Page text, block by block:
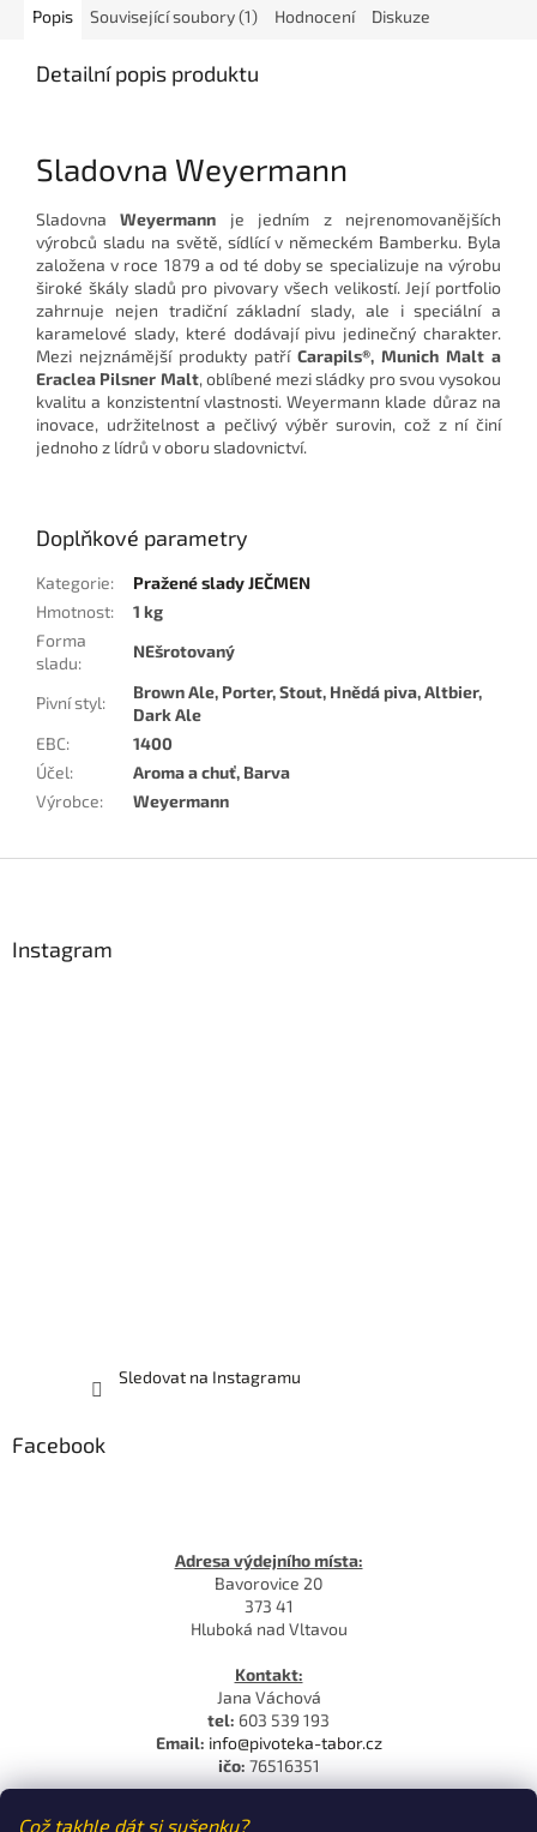
Což takhle dát si sušenku?
Popis Související soubory (1) Hodnocení Diskuze
Detailní popis produktu
Sladovna Weyermann
Sladovna Weyermann
je jedním z nejrenomovanějších
výrobců sladu na světě, sídlící v německém Bamberku. Byla
založena v roce 1879 a od té doby se specializuje na výrobu
široké škály sladů pro pivovary všech velikostí. Její portfolio
zahrnuje nejen tradiční základní slady, ale i speciální a
karamelové slady, které dodávají pivu jedinečný charakter.
Mezi nejznámější produkty patří Carapils®, Munich Malt a
Eraclea Pilsner Malt, oblíbené mezi sládky pro svou vysokou
kvalitu a konzistentní vlastnosti. Weyermann klade důraz na
inovace, udržitelnost a pečlivý výběr surovin, což z ní činí
jednoho z lídrů v oboru sladovnictví.
Doplňkové parametry
Kategorie:
Pražené slady JEČMEN
Hmotnost:
1 kg
Forma
sladu:
NEšrotovaný
Pivní styl:
Brown Ale, Porter, Stout, Hnědá piva, Altbier,
Dark Ale
EBC:
1400
Účel:
Aroma a chuť, Barva
Výrobce: Weyermann
Instagram
Sledovat na Instagramu
Facebook
Adresa výdejního místa:
Bavorovice 20
373 41
Hluboká nad Vltavou
Kontakt:
Jana Váchová
tel: 603 539 193
Email: info@pivoteka-tabor.cz
ičo: 76516351